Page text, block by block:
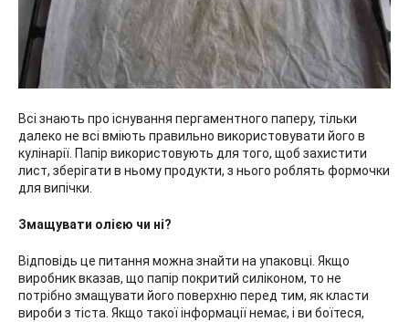
Всі знають про існування пергаментного паперу, тільки
далеко не всі вміють правильно використовувати його в
кулінарії. Папір використовують для того, щоб захистити
лист, зберігати в ньому продукти, з нього роблять формочки
для випічки.
Змащувати олією чи ні?
Відповідь це питання можна знайти на упаковці. Якщо
виробник вказав, що папір покритий силіконом, то не
потрібно змащувати його поверхню перед тим, як класти
вироби з тіста. Якщо такої інформації немає, і ви боїтеся,